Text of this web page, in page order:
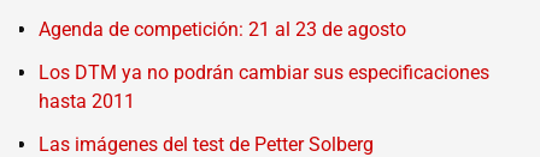
Agenda de competición: 21 al 23 de agosto
Los DTM ya no podrán cambiar sus especificaciones
hasta 2011
Las imágenes del test de Petter Solberg